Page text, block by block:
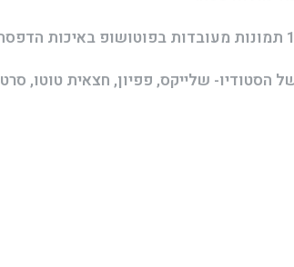
הסטודיו- שלייקס, פפיון, חצאית טוטו, סרט